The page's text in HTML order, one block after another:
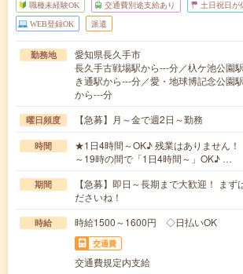
職種未経験OK 交通費別途支給あり 土日祝日が
WEB登録OK 派遣
勤務地
愛知県長久手市
長久手古戦場駅から---分／杁ケ池公園
き通駅から---分／愛・地球博記念公園
から---分
曜日頻度 【急募】月～金で週2日～勤務
時間
★1日4時間～OK♪ 残業はありません！
～19時の間で「1日4時間～」OK♪ …
期間
【急募】即日～長期まで大歓迎！ まず
ださいね！
時給 時給1500～1600円 ◇日払いOK
交通費
交通費規定内支給